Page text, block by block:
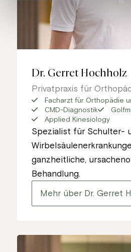
Dr. Gerret Hochholz
Privatpraxis für
Facharzt für Orthopädie
CMD-Diagnostik
Applied Kinesiology
Spezialist für Schulter-
ganzheitliche,
Behandlung.
Mehr über Dr. Gerret